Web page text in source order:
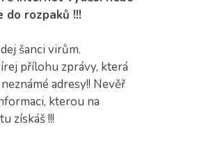
do rozpaků !!!
šanci virům.
přílohu zprávy, která
adresy!! Nevěř
kterou na
získáš !!!